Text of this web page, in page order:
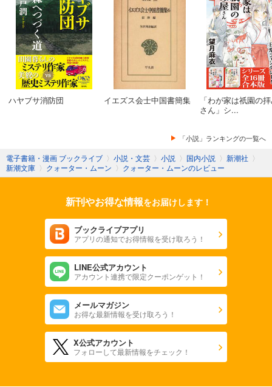
ハヤブサ消防団 イエズス会士中国書簡集
「わが家は祇園の
さん」シ...
「小説」ランキングの一覧へ
電子書籍・漫画 ブックライブ 〉 小説・文芸 〉 小説 〉 国内小説 〉 新潮社 〉
新潮文庫 〉 クォーター・ムーン 〉 クォーター・ムーンのレビュー
新刊やお得な情報をお届けします！
ブックライブアプリ
アプリの通知でお得情報を受け取ろう！
LINE公式アカウント
アカウント連携で限定クーポンゲット！
メールマガジン
お得な最新情報を受け取ろう！
X公式アカウント
フォローして最新情報をチェック！